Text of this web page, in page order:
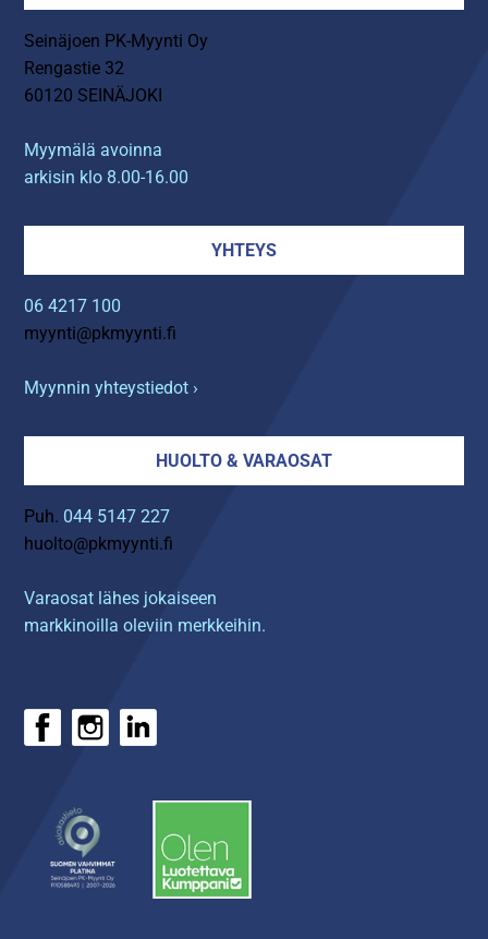
Seinäjoen PK-Myynti Oy
Rengastie 32
60120 SEINÄJOKI
Myymälä avoinna
arkisin klo 8.00-16.00
YHTEYS
06 4217 100
myynti@pkmyynti.fi
Myynnin yhteystiedot ›
HUOLTO & VARAOSAT
Puh. 044 5147 227
huolto@pkmyynti.fi
Varaosat lähes jokaiseen
markkinoilla oleviin merkkeihin.